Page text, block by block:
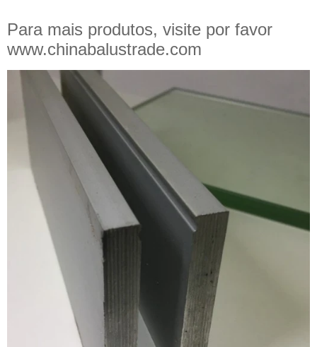
Para mais produtos, visite por favor
www.chinabalustrade.com